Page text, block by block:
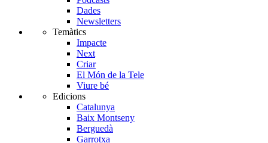
Dades
Newsletters
Temàtics
Impacte
Next
Criar
El Món de la Tele
Viure bé
Edicions
Catalunya
Baix Montseny
Berguedà
Garrotxa